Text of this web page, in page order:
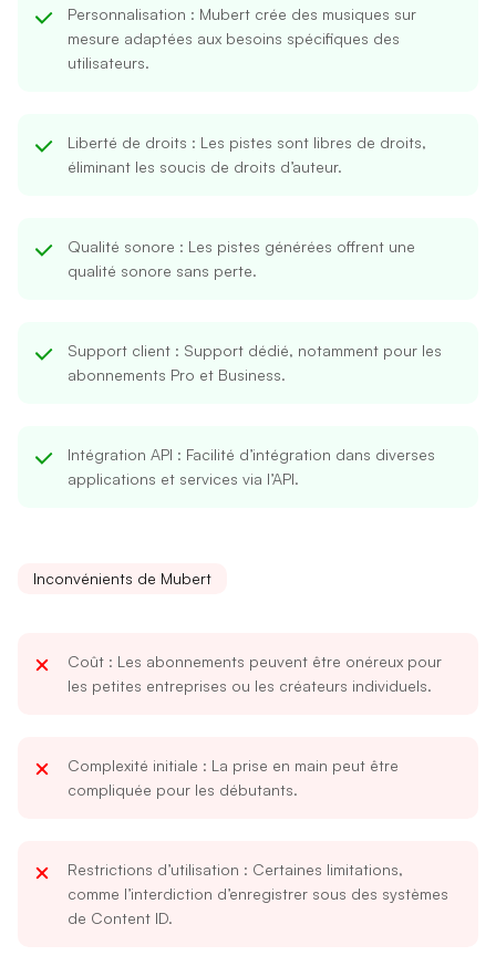
Personnalisation : Mubert crée des musiques sur
mesure adaptées aux besoins spécifiques des
utilisateurs.
Liberté de droits : Les pistes sont libres de droits,
éliminant les soucis de droits d’auteur.
Qualité sonore : Les pistes générées offrent une
qualité sonore sans perte.
Support client : Support dédié, notamment pour les
abonnements Pro et Business.
Intégration API : Facilité d’intégration dans diverses
applications et services via l’API.
Inconvénients de Mubert
Coût : Les abonnements peuvent être onéreux pour
les petites entreprises ou les créateurs individuels.
Complexité initiale : La prise en main peut être
compliquée pour les débutants.
Restrictions d’utilisation : Certaines limitations,
comme l’interdiction d’enregistrer sous des systèmes
de Content ID.